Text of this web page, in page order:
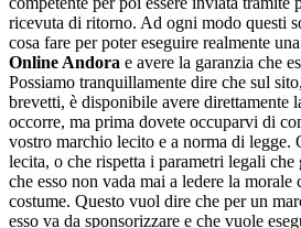
ricevuta di ritorno. Ad ogni modo questi
cosa fare per poter eseguire realmente una
Online Andora e avere la garanzia che
Possiamo tranquillamente dire che sul
brevetti, è disponibile avere direttamente
occorre, ma prima dovete occuparvi di
vostro marchio lecito e a norma di legge.
lecita, o che rispetta i parametri legali che
che esso non vada mai a ledere la
costume. Questo vuol dire che per un
esso va da sponsorizzare e che vuole